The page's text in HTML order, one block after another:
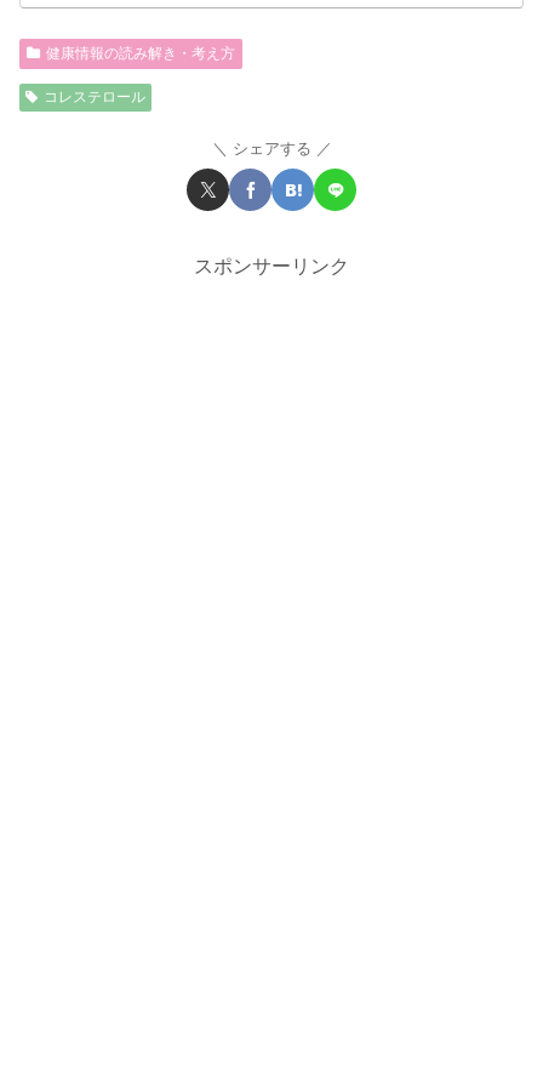
健康情報の読み解き・考え方
コレステロール
シェアする
スポンサーリンク